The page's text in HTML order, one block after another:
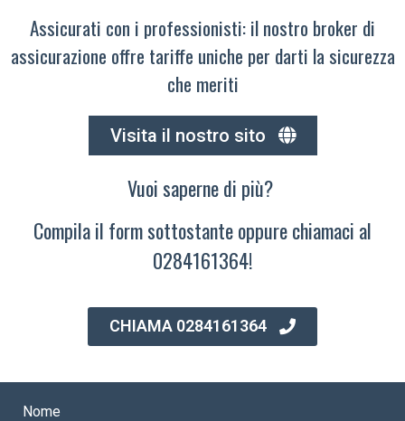
Assicurati con i professionisti: il nostro broker di
assicurazione offre tariffe uniche per darti la sicurezza
che meriti
Visita il nostro sito
Vuoi saperne di più?
Compila il form sottostante oppure chiamaci al
0284161364!
CHIAMA 0284161364
Nome